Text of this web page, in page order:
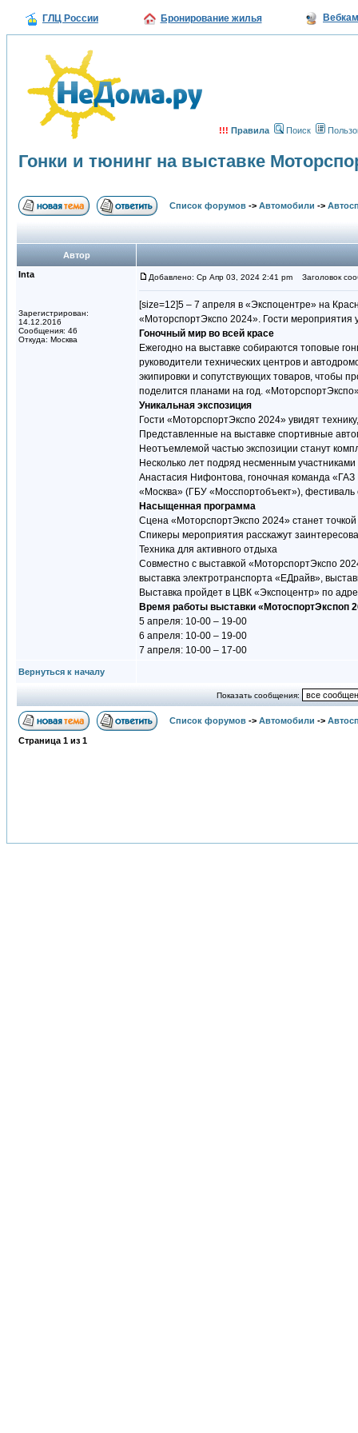
ГЛЦ России Бронирование жилья
!!! Правила Поиск
Гонки и тюнинг на выставке
Список форумов -> Автомобили ->
Автор
Inta
Зарегистрирован:
14.12.2016
Сообщения: 46
Откуда: Москва
Добавлено: Ср Апр 03, 2024 2:41 pm Заголовок
[size=12]5 – 7 апреля в «Экспоцентре» на
«МоторспортЭкспо 2024». Гости мероприятия
Гоночный мир во всей красе
Ежегодно на выставке собираются топовые
руководители технических центров и
экипировки и сопутствующих товаров, чтобы
поделится планами на год.
Уникальная экспозиция
Гости «МоторспортЭкспо 2024» увидят
Представленные на выставке спортивные
Неотъемлемой частью экспозиции станут
Несколько лет подряд несменным
Анастасия Нифонтова, гоночная команда
«Москва» (ГБУ «Мосспортобъект»), фестиваль
Насыщенная программа
Сцена «МоторспортЭкспо 2024» станет
Спикеры мероприятия расскажут
Техника для активного отдыха
Совместно с выставкой «МоторспортЭкспо
выставка электротранспорта «ЕДрайв»,
Выставка пройдет в ЦВК «Экспоцентр» по
Время работы выставки «МотоспортЭкспоп
5 апреля: 10-00 – 19-00
6 апреля: 10-00 – 19-00
7 апреля: 10-00 – 17-00
Вернуться к началу
Показать сообщения:
Список форумов -> Автомобили ->
Страница 1 из 1